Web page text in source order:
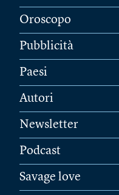
Oroscopo
Pubblicità
Paesi
Autori
Newsletter
Podcast
Savage love